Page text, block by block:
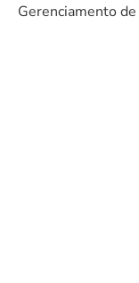
Gerenciamento